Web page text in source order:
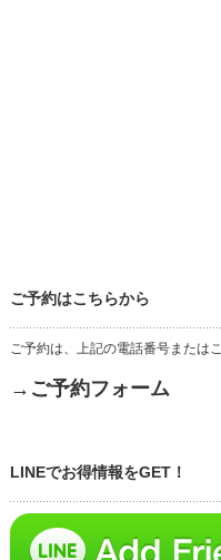
ご予約はこちらから
ご予約は、上記の電話番号または
→ご予約フォーム
LINEでお得情報をGET！